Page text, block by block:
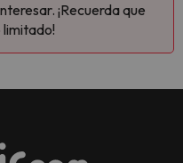
¡Recuerda que